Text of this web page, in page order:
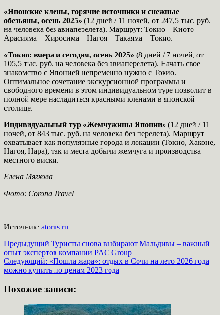
«Японские клены, горячие источники и снежные
обезьяны, осень 2025» (12 дней / 11 ночей, от 247,5 тыс. руб.
на человека без авиаперелета). Маршрут: Токио – Киото –
Арасияма – Хиросима – Нагоя – Такаяма – Токио.
«Токио: вчера и сегодня, осень 2025» (8 дней / 7 ночей, от
105,5 тыс. руб. на человека без авиаперелета). Начать свое
знакомство с Японией непременно нужно с Токио.
Оптимальное сочетание экскурсионной программы и
свободного времени в этом индивидуальном туре позволит в
полной мере насладиться красными кленами в японской
столице.
Индивидуальный тур «Жемчужины Японии» (12 дней / 11
ночей, от 843 тыс. руб. на человека без перелета). Маршрут
охватывает как популярные города и локации (Токио, Хаконе,
Нагоя, Нара), так и места добычи жемчуга и производства
местного виски.
Елена Мягкова
Фото: Corona Travel
Источник: atorus.ru
Навигация
записи
Предыдущий Туристы снова выбирают Мальдивы – важный
опыт экспертов компании PAC Group
Следующий: «Пошла жара»: отдых в Сочи на лето 2026 года
можно купить по ценам 2023 года
Похожие записи: